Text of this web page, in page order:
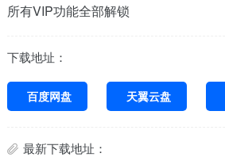
所有VIP功能全部解锁
下载地址：
百度网盘 天翼云盘
最新下载地址：